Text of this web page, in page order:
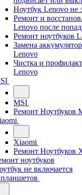
Ноутбук Lenovo не
Ремонт и
Lenovo после
Ремонт ноутбуков
Замена
Lenovo
Чистка и
Lenovo
MSI
Ремонт Ноутбуков
Xiaomi
Ремонт Ноутбуков
ноутбуков
не включается